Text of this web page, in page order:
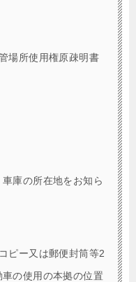
場所使用権原疎明書
庫の所在地をお知ら
ピー又は郵便封筒等2
の使用の本拠の位置